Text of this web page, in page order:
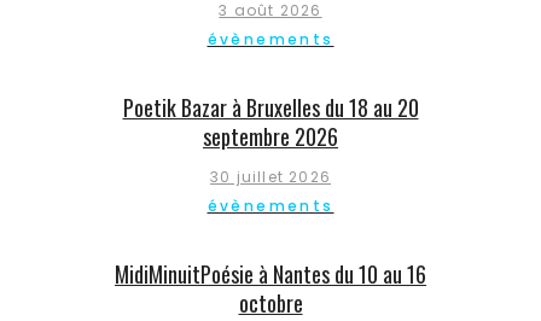
3 août 2026
évènements
Poetik Bazar à Bruxelles du 18 au 20
septembre 2026
30 juillet 2026
évènements
MidiMinuitPoésie à Nantes du 10 au 16
octobre